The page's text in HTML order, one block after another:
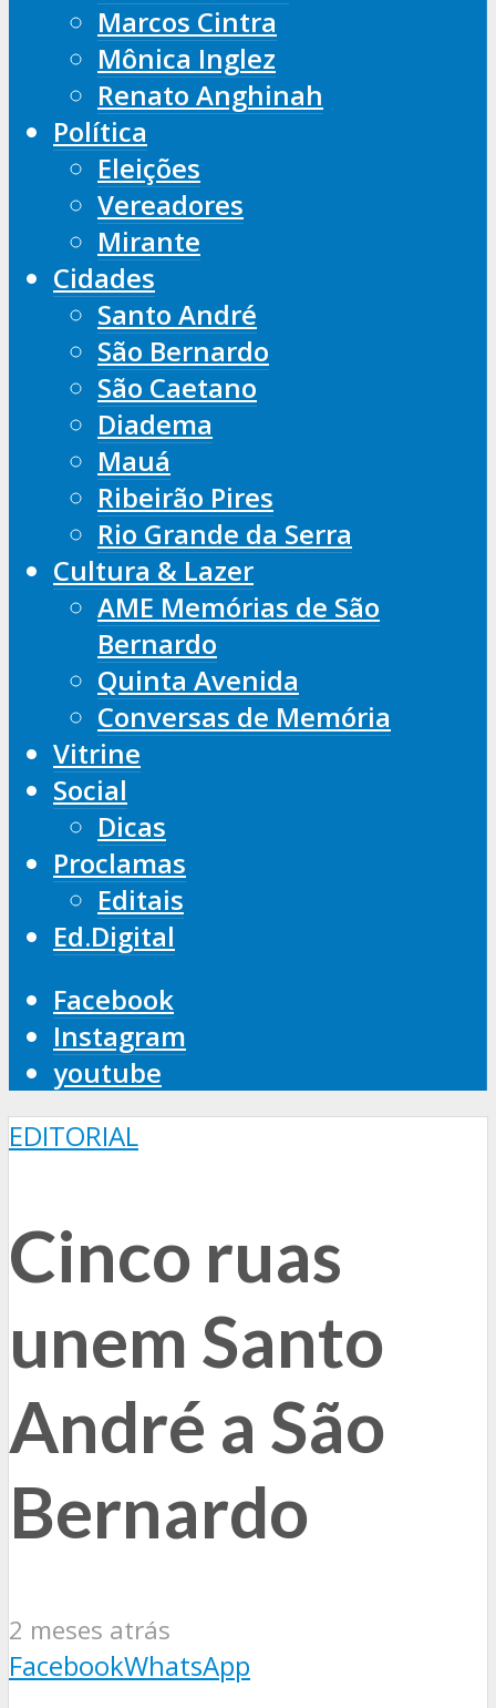
Marcos Cintra
Mônica Inglez
Renato Anghinah
Política
Eleições
Vereadores
Mirante
Cidades
Santo André
São Bernardo
São Caetano
Diadema
Mauá
Ribeirão Pires
Rio Grande da Serra
Cultura & Lazer
AME Memórias de São
Bernardo
Quinta Avenida
Conversas de Memória
Vitrine
Social
Dicas
Proclamas
Editais
Ed.Digital
Facebook
Instagram
youtube
EDITORIAL
Cinco ruas
unem Santo
André a São
Bernardo
2 meses atrás
FacebookWhatsApp